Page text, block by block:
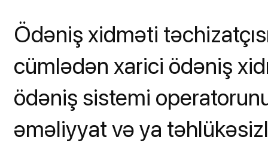
Ödəniş xidməti
cümlədən xarici ödəniş
ödəniş sistemi
əməliyyat və ya